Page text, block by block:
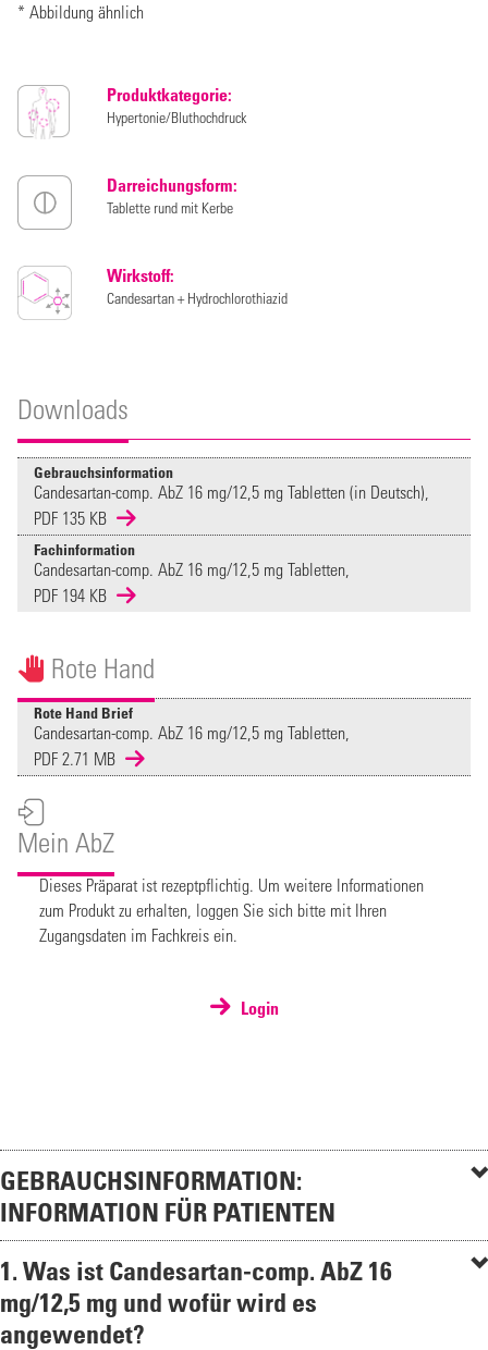
* Abbildung ähnlich
Produktkategorie:
Hypertonie/Bluthochdruck
Darreichungsform:
Tablette rund mit Kerbe
Wirkstoff:
Candesartan + Hydrochlorothiazid
Downloads
Gebrauchsinformation
Candesartan-comp. AbZ 16 mg/12,5 mg Tabletten (in Deutsch),
PDF 135 KB
Fachinformation
Candesartan-comp. AbZ 16 mg/12,5 mg Tabletten,
PDF 194 KB
Rote Hand
Rote Hand Brief
Candesartan-comp. AbZ 16 mg/12,5 mg Tabletten,
PDF 2.71 MB
Mein AbZ
Dieses Präparat ist rezeptpflichtig. Um weitere Informationen
zum Produkt zu erhalten, loggen Sie sich bitte mit Ihren
Zugangsdaten im Fachkreis ein.
Login
GEBRAUCHSINFORMATION:
INFORMATION FÜR PATIENTEN
1. Was ist Candesartan-comp. AbZ 16
mg/12,5 mg und wofür wird es
angewendet?